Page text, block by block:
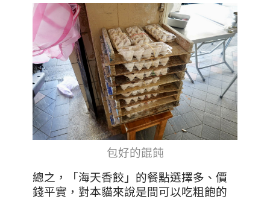
包好的餛飩
總之，「海天香餃」的餐點選擇多、價
錢平實，對本貓來說是間可以吃粗飽的